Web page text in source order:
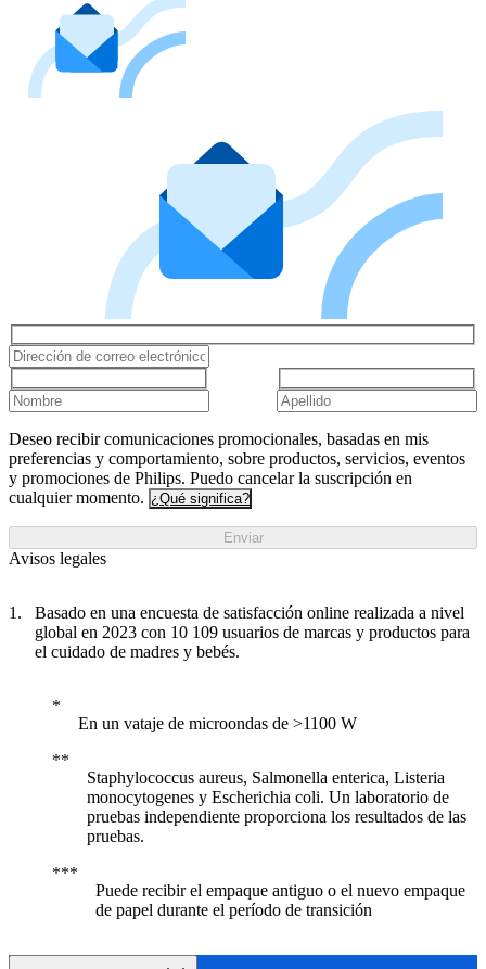
Deseo recibir comunicaciones promocionales, basadas en mis
preferencias y comportamiento, sobre productos, servicios, eventos
y promociones de Philips. Puedo cancelar la suscripción en
cualquier momento. ¿Qué significa?
Enviar
Avisos legales
Basado en una encuesta de satisfacción online realizada a nivel
global en 2023 con 10 109 usuarios de marcas y productos para
el cuidado de madres y bebés.
En un vataje de microondas de >1100 W
Staphylococcus aureus, Salmonella enterica, Listeria
monocytogenes y Escherichia coli. Un laboratorio de
pruebas independiente proporciona los resultados de las
pruebas.
Puede recibir el empaque antiguo o el nuevo empaque
de papel durante el período de transición